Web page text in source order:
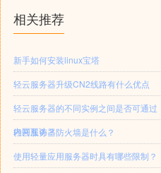
相关推荐
新手如何安装linux宝塔
轻云服务器升级CN2线路有什么优点
轻云服务器的不同实例之间是否可通过
内网互访？
轻云服务器防火墙是什么？
使用轻量应用服务器时具有哪些限制？